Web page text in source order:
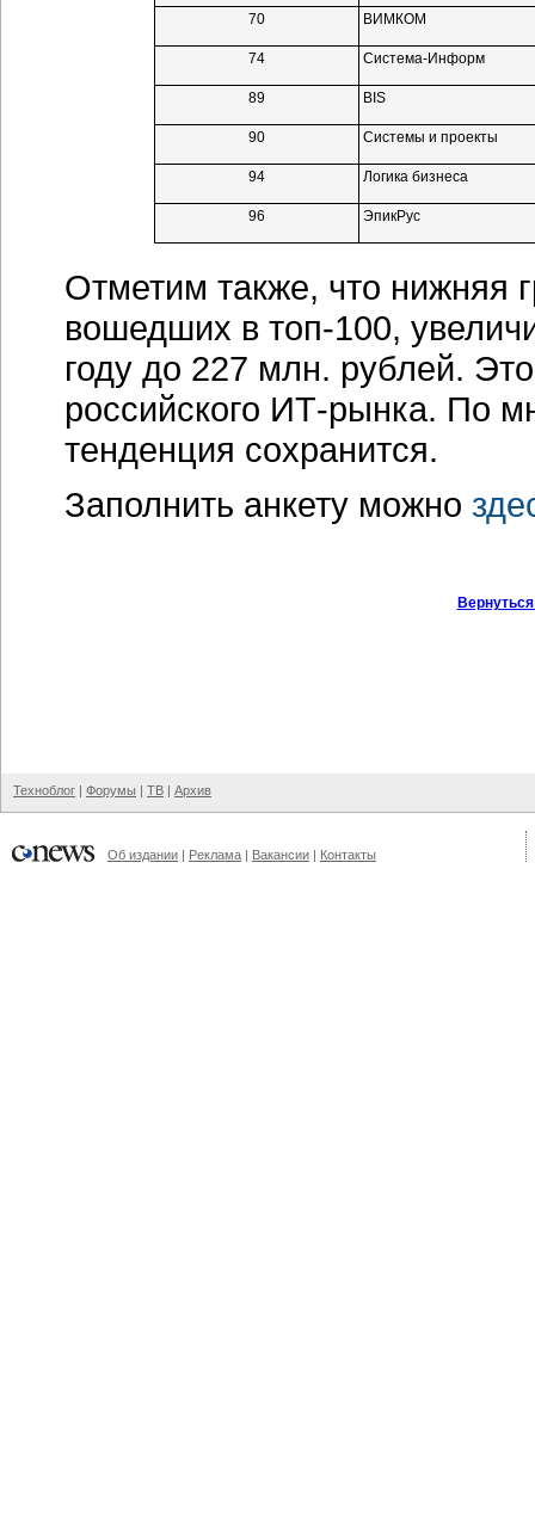
70 ВИМКОМ
74 Система-Информ
89 BIS
90 Системы и проекты
94 Логика бизнеса
96 ЭпикРус
Отметим также, что нижняя
вошедших в топ-100,
году до 227 млн. рублей.
российского ИТ-рынка. По
тенденция сохранится.
Заполнить анкету можно
Техноблог | Форумы | ТВ | Архив
Об издании | Реклама | Вакансии | Контакты